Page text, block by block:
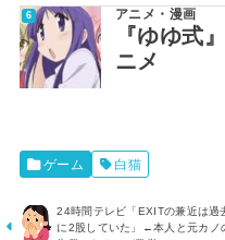
アニメ・漫画
『ゆゆ式
ニメ
ゲーム 白猫
24時間テレビ「EXITの兼近は過
に2股していた」←本人と元カノ